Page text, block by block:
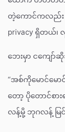
တဲ့ကောင်ကလည်း
privacy ရှိတယ်
ဘေးမှာ ငကျေ
“အစ်ကိုမောင်မေ
တော့ ပိုတောင်စား
လန့်မို့ ဘုဂလန့် မြင်